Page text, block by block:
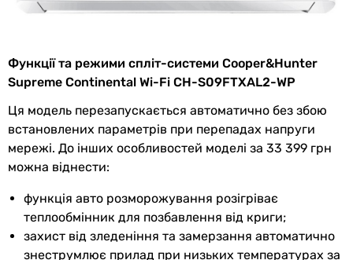
Рівень шуму
50 дБ
Функціональність
, дисплей,
нічний режим роботи
самоочищення
, функція I FEEL,
іонізація
, таймер 24 години
Додаткові
функції
автоматичний перезапуск,
авторозморожування, датчики
витоку холодоагенту,
запам'ятовування налаштувань,
Функції та режими спліт-системи Cooper&Hunter
Supreme Continental Wi-Fi CH-S09FTXAL2-WP
Ця модель перезапускається автоматично без збою
встановлених параметрів при перепадах напруги
мережі. До інших особливостей моделі за 33 399 грн
можна віднести:
функція авто розморожування розігріває
теплообмінник для позбавлення від криги;
захист від зледеніння та замерзання автоматично
знеструмлює прилад при низьких температурах за